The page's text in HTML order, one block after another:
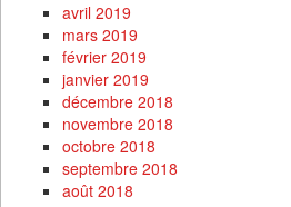
avril 2019
mars 2019
février 2019
janvier 2019
décembre 2018
novembre 2018
octobre 2018
septembre 2018
août 2018